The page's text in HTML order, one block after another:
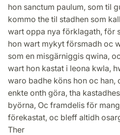
hon sanctum paulum, som til
kommo the til stadhen som
wart oppa nya förklagath, för
hon wart mykyt försmadh oc
som en misgärniggis qwina,
wart hon kastat i leona kwla,
waro badhe köns hon oc han,
enkte onth göra, tha
byörna, Oc framdelis för
förekastat, oc bleff altidh
Ther